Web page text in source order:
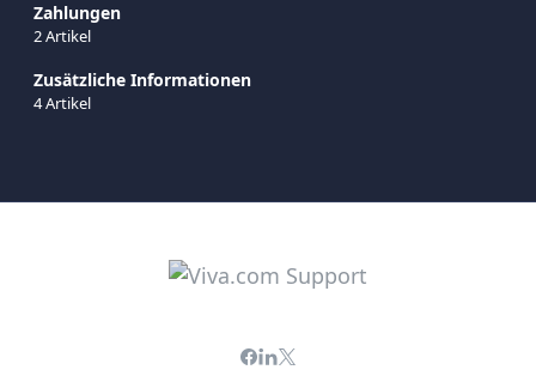
Zahlungen
2 Artikel
Zusätzliche Informationen
4 Artikel